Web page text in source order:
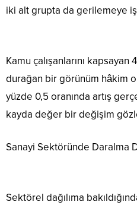
iki alt grupta da gerilemeye
Kamu çalışanlarını
durağan bir görünüm hâkim
yüzde 0,5 oranında artış
kayda değer bir değişim
Sanayi Sektöründe Daralma
Sektörel dağılıma